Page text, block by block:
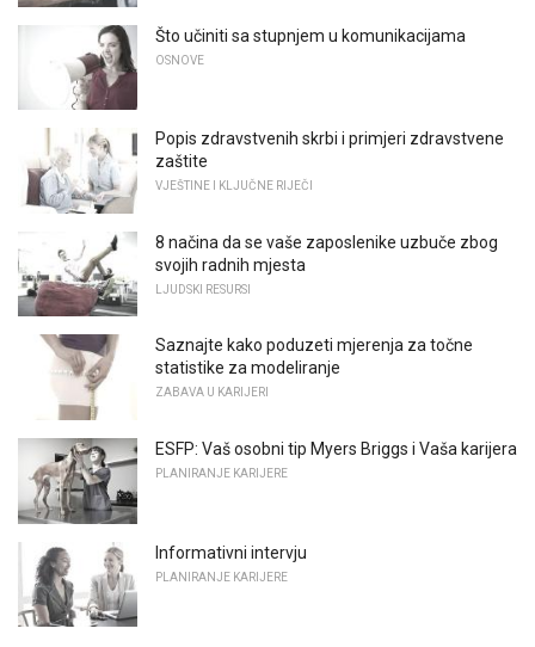
Što učiniti sa stupnjem u komunikacijama
OSNOVE
Popis zdravstvenih skrbi i primjeri zdravstvene
zaštite
VJEŠTINE I KLJUČNE RIJEČI
8 načina da se vaše zaposlenike uzbuče zbog
svojih radnih mjesta
LJUDSKI RESURSI
Saznajte kako poduzeti mjerenja za točne
statistike za modeliranje
ZABAVA U KARIJERI
ESFP: Vaš osobni tip Myers Briggs i Vaša karijera
PLANIRANJE KARIJERE
Informativni intervju
PLANIRANJE KARIJERE